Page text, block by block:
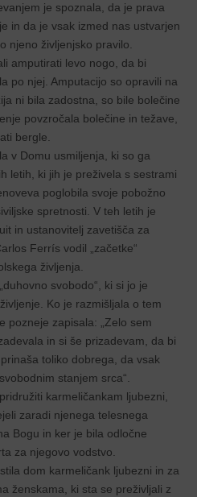
je spoznala, da je prava
in da je vsak izmed nas ustvarjen
njeno življenjsko pravilo.
amputirati levo nogo, da bi
po njej. Amputacijo so opravili na
ni bila zadostna, so bile bolečine
povzročala bolečine in težave,
bergle.
v Domu usmiljenja, ki so ga
letih, ki jih je preživela s sestrami
poglobila svoje pobožno
spretnosti. V teh letih je
in ustanovitelj zavetišča za
Ferrís vodil „začetke“
življenja.
svobodo“, ki si jo je
Ko je razmišljala o tem
pozneje zapisala: „Zelo sem
in si še prizadevam, da bi
toliko dobrega, da vsak
stanjem srca“.
karmeličankam ljubezni,
zaradi njenega telesnega
Bogu in ker je bila odločne
za njegovo vodstvo.
dom karmeličank ljubezni in za
ženskama, ki sta se preživljali z